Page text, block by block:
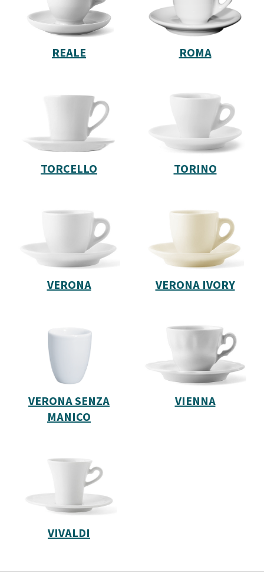
REALE ROMA
TORCELLO TORINO
VERONA VERONA IVORY
VERONA SENZA
MANICO
VIENNA
VIVALDI